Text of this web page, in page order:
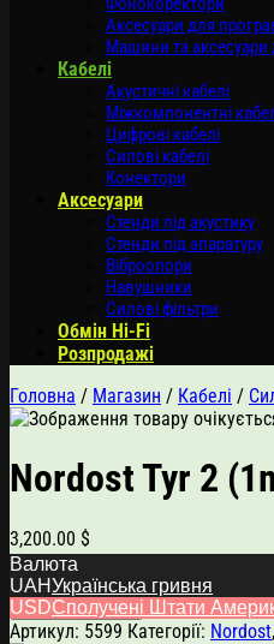
Аксесуари для
Машини та
Кабелі
Акустичні кабелі
Міжкомпонентні
Цифрові кабелі
Силові кабелі
Конектори
Аксесуари
Стенди під акустику
Стенди під апаратуру
Віброопори
Навушники
Силові фільтри
Обмін Hi-Fi
Розпродажі
Головна / Магазин / Кабелі /
Nordost Tyr 2
3,200.00 $
Nordost Tyr 2 (1m) кількість
Додати в кошик
Артикул: 5599 Категорії: Nordost,
Валюта
UAHУкраїнська гривня
USDСполучені Штати